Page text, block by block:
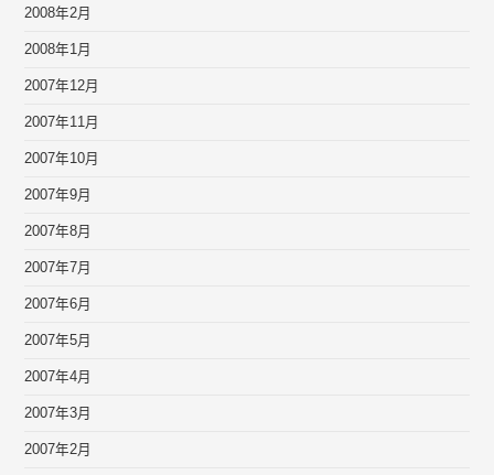
2008年2月
2008年1月
2007年12月
2007年11月
2007年10月
2007年9月
2007年8月
2007年7月
2007年6月
2007年5月
2007年4月
2007年3月
2007年2月